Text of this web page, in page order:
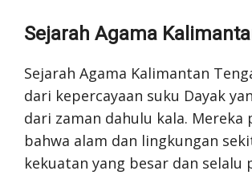
Sejarah Agama
Sejarah Agama Kalimantan
dari kepercayaan suku Dayak
dari zaman dahulu kala. Mereka
bahwa alam dan lingkungan
kekuatan yang besar dan selalu